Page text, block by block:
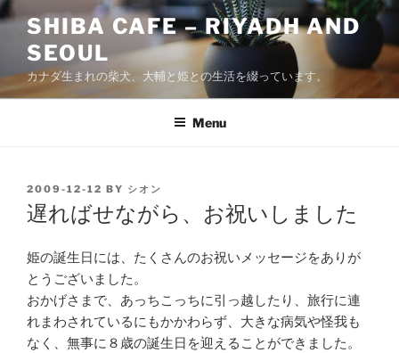
Skip
content
SHIBA CAFE – RIYADH AND
SEOUL
カナダ生まれの柴犬、大輔と姫との生活を綴っています。
Menu
POSTED
ON
2009-12-12 BY シオン
遅ればせながら、お祝いしました
姫の誕生日には、たくさんのお祝いメッセージをありが
とうございました。
おかげさまで、あっちこっちに引っ越したり、旅行に連
れまわされているにもかかわらず、大きな病気や怪我も
なく、無事に８歳の誕生日を迎えることができました。